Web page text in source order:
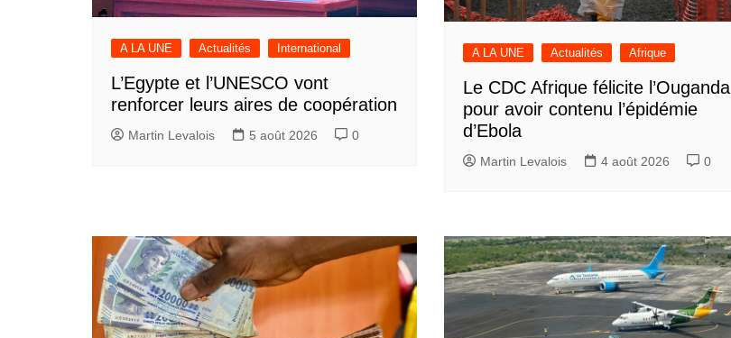
A LA UNE Actualités International
L’Egypte et l’UNESCO vont
renforcer leurs aires de coopération
Martin Levalois 5 août 2026 0
A LA UNE Actualités Afrique
Le CDC Afrique félicite l’Ouganda
pour avoir contenu l’épidémie
d’Ebola
Martin Levalois 4 août 2026 0